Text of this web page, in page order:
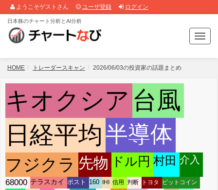
ようこそゲストさん ユーザ登録 ログイン
T
o
g
t
日本株のチャート分析とAI分析
HOME トレーダースキャン 2026/06/03の投資家の話題まとめ
キオクシア 台風
日経平均半導体
フジクラ 先物 ドル円 村田 介入
68000 テラスカイ ポスト 160 IHI 信用 判断 トヨタ
ビットコイン